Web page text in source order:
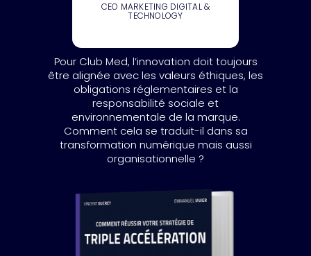
CEO MARKETING DIGITAL &
TECHNOLOGY
Pour Club Med, l’innovation doit toujours
être alignée avec les valeurs éthiques, les
obligations réglementaires et la
responsabilité sociale et
environnementale de la marque.
Comment cela se traduit-il dans sa
transformation numérique mais aussi
organisationnelle ?